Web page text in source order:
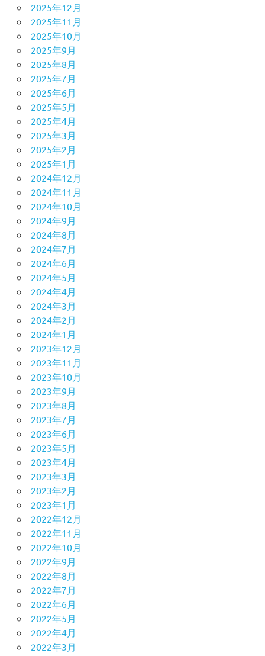
2025年12月
2025年11月
2025年10月
2025年9月
2025年8月
2025年7月
2025年6月
2025年5月
2025年4月
2025年3月
2025年2月
2025年1月
2024年12月
2024年11月
2024年10月
2024年9月
2024年8月
2024年7月
2024年6月
2024年5月
2024年4月
2024年3月
2024年2月
2024年1月
2023年12月
2023年11月
2023年10月
2023年9月
2023年8月
2023年7月
2023年6月
2023年5月
2023年4月
2023年3月
2023年2月
2023年1月
2022年12月
2022年11月
2022年10月
2022年9月
2022年8月
2022年7月
2022年6月
2022年5月
2022年4月
2022年3月